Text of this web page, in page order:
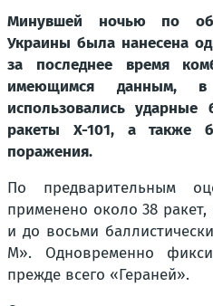
Минувшей ночью по
Украины была нанесена
за последнее время
имеющимся данным, в
использовались ударные
ракеты Х-101, а также
поражения.
По предварительным
применено около 38 ракет,
и до восьми
М». Одновременно
прежде всего «Гераней».